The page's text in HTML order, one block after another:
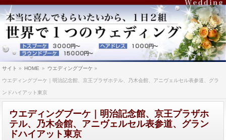
サイト » HOME » ウエディングブーケ »
ウエディングブーケ｜明治記念館、京王プラザホテル、乃木会館、アニヴェルセル表参道、グラ
ンドハイアット東京
ウエディングブーケ｜明治記念館、京王プラザホ
テル、乃木会館、アニヴェルセル表参道、グラン
ドハイアット東京